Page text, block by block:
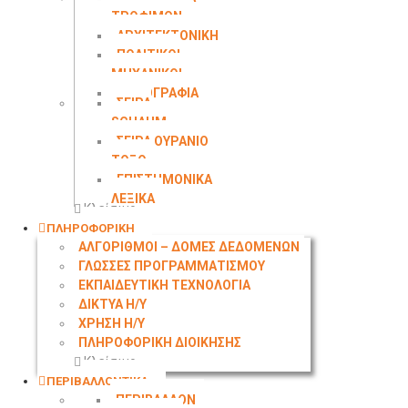
ΤΡΟΦΙΜΩΝ
ΑΡΧΙΤΕΚΤΟΝΙΚΗ
ΠΟΛΙΤΙΚΟΙ
ΜΗΧΑΝΙΚΟΙ
ΤΟΠΟΓΡΑΦΙΑ
ΣΕΙΡΑ
SCHAUM
ΣΕΙΡΑ ΟΥΡΑΝΙΟ
ΤΟΞΟ
ΕΠΙΣΤΗΜΟΝΙΚΑ
ΛΕΞΙΚΑ
Κλείσιμο
ΠΛΗΡΟΦΟΡΙΚΗ
ΑΛΓΟΡΙΘΜΟΙ – ΔΟΜΕΣ ΔΕΔΟΜΕΝΩΝ
ΓΛΩΣΣΕΣ ΠΡΟΓΡΑΜΜΑΤΙΣΜΟΥ
ΕΚΠΑΙΔΕΥΤΙΚΗ ΤΕΧΝΟΛΟΓΙΑ
ΔΙΚΤΥΑ Η/Υ
ΧΡΗΣΗ Η/Υ
ΠΛΗΡΟΦΟΡΙΚΗ ΔΙΟΙΚΗΣΗΣ
Κλείσιμο
ΠΕΡΙΒΑΛΛΟΝΤΙΚΑ
ΠΕΡΙΒΑΛΛΟΝ